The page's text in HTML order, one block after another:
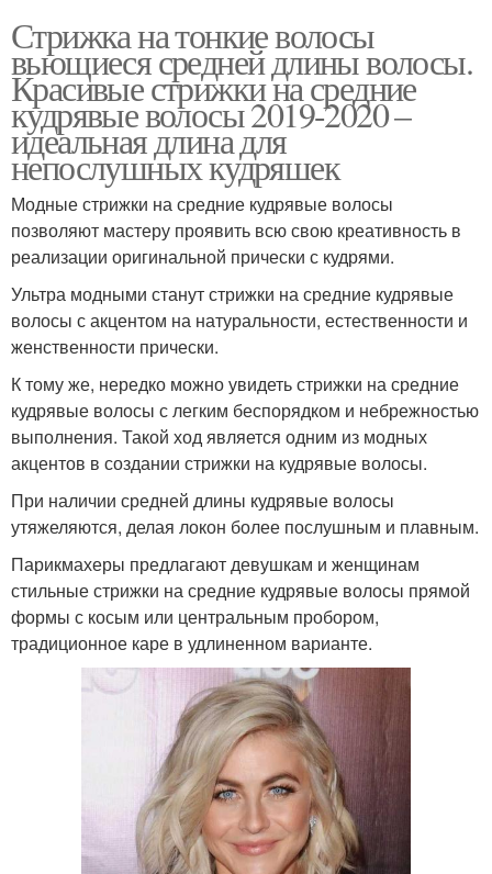
Стрижка на тонкие волосы
вьющиеся средней длины волосы.
Красивые стрижки на средние
кудрявые волосы 2019-2020 –
идеальная длина для
непослушных кудряшек
Модные стрижки на средние кудрявые волосы
позволяют мастеру проявить всю свою креативность в
реализации оригинальной прически с кудрями.
Ультра модными станут стрижки на средние кудрявые
волосы с акцентом на натуральности, естественности и
женственности прически.
К тому же, нередко можно увидеть стрижки на средние
кудрявые волосы с легким беспорядком и небрежностью
выполнения. Такой ход является одним из модных
акцентов в создании стрижки на кудрявые волосы.
При наличии средней длины кудрявые волосы
утяжеляются, делая локон более послушным и плавным.
Парикмахеры предлагают девушкам и женщинам
стильные стрижки на средние кудрявые волосы прямой
формы с косым или центральным пробором,
традиционное каре в удлиненном варианте.